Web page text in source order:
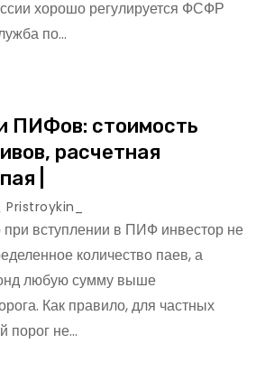
хорошо регулируется ФСФР
по…
ПИФов: стоимость
расчетная
|
Pristroykin_
при вступлении в ПИФ инвестор не
количество паев, а
любую сумму выше
Как правило, для частных
порог не…